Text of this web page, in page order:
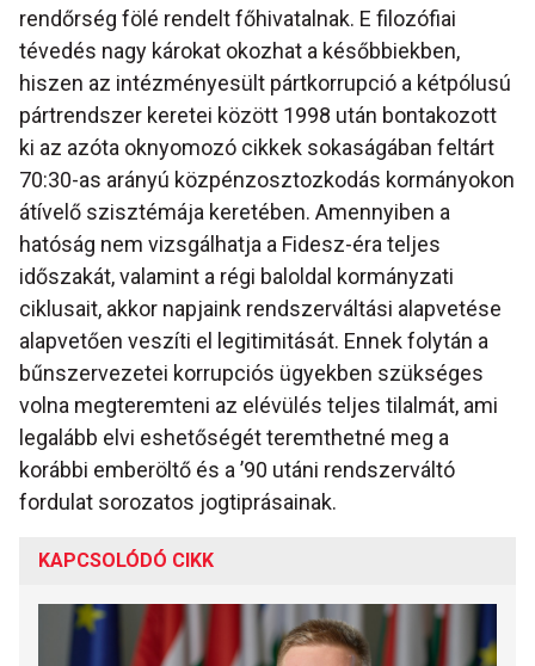
rendőrség fölé rendelt főhivatalnak. E filozófiai
tévedés nagy károkat okozhat a későbbiekben,
hiszen az intézményesült pártkorrupció a kétpólusú
pártrendszer keretei között 1998 után bontakozott
ki az azóta oknyomozó cikkek sokaságában feltárt
70:30-as arányú közpénzosztozkodás kormányokon
átívelő szisztémája keretében. Amennyiben a
hatóság nem vizsgálhatja a Fidesz-éra teljes
időszakát, valamint a régi baloldal kormányzati
ciklusait, akkor napjaink rendszerváltási alapvetése
alapvetően veszíti el legitimitását. Ennek folytán a
bűnszervezetei korrupciós ügyekben szükséges
volna megteremteni az elévülés teljes tilalmát, ami
legalább elvi eshetőségét teremthetné meg a
korábbi emberöltő és a ’90 utáni rendszerváltó
fordulat sorozatos jogtiprásainak.
KAPCSOLÓDÓ CIKK